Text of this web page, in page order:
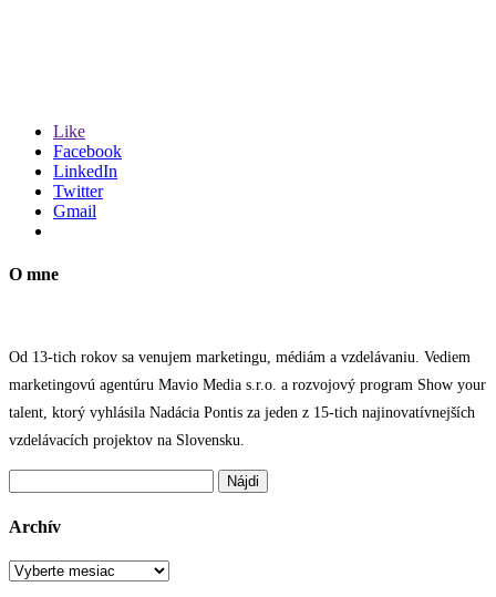
Like
Facebook
LinkedIn
Twitter
Gmail
O mne
Od 13-tich rokov sa venujem marketingu, médiám a vzdelávaniu. Vediem
marketingovú agentúru Mavio Media s.r.o. a rozvojový program Show your
talent, ktorý vyhlásila Nadácia Pontis za jeden z 15-tich najinovatívnejších
vzdelávacích projektov na Slovensku.
Archív
Archív